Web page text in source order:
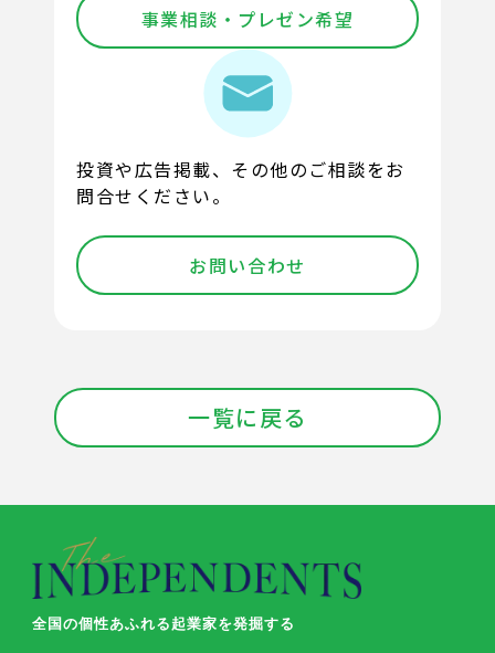
事業相談・プレゼン希望
投資や広告掲載、その他のご相談をお
問合せください。
お問い合わせ
一覧に戻る
全国の個性あふれる起業家を発掘する